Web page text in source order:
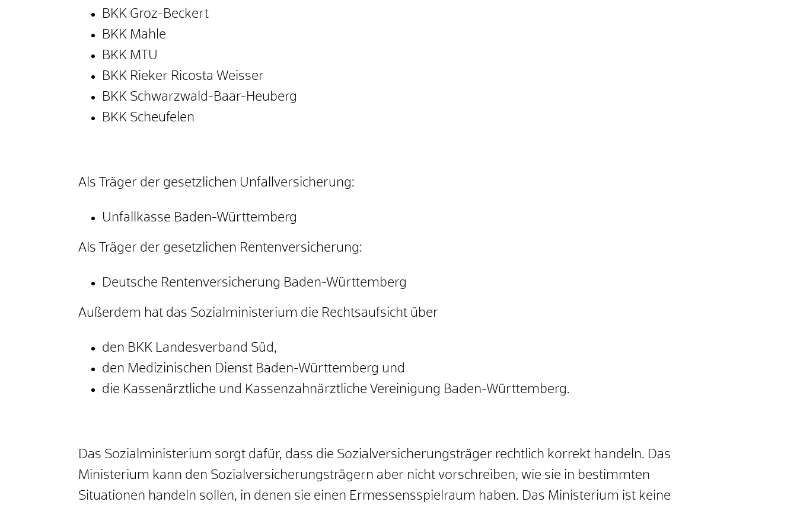
BKK Groz-Beckert
BKK Mahle
BKK MTU
BKK Rieker Ricosta Weisser
BKK Schwarzwald-Baar-Heuberg
BKK Scheufelen
Als Träger der gesetzlichen Unfallversicherung:
Unfallkasse Baden-Württemberg
Als Träger der gesetzlichen Rentenversicherung:
Deutsche Rentenversicherung Baden-Württemberg
Außerdem hat das Sozialministerium die Rechtsaufsicht über
den BKK Landesverband Süd,
den Medizinischen Dienst Baden-Württemberg und
die Kassenärztliche und Kassenzahnärztliche Vereinigung Baden-Württemberg.
Das Sozialministerium sorgt dafür, dass die Sozialversicherungsträger rechtlich korrekt handeln. Das
Ministerium kann den Sozialversicherungsträgern aber nicht vorschreiben, wie sie in bestimmten
Situationen handeln sollen, in denen sie einen Ermessensspielraum haben. Das Ministerium ist keine